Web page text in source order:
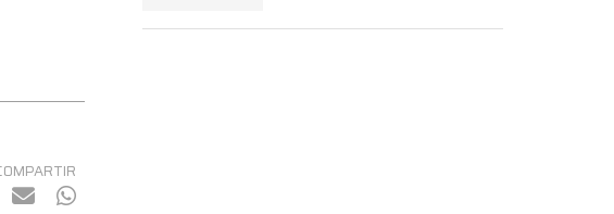
mail WhatsApp
TC en un baldío